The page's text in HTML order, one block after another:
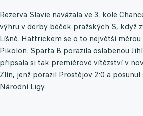
Rezerva Slavie navázala ve 3. kole
výhru v derby béček pražských S, když
Líšně. Hattrickem se o to největší
Pikolon. Sparta B porazila oslabenou
připsala si tak premiérové vítězství v
Zlín, jenž porazil Prostějov 2:0 a posunul
Národní Ligy.